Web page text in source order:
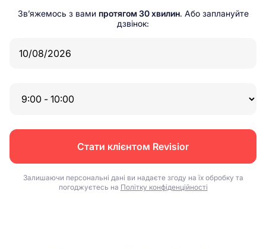
Зв’яжемось з вами протягом 30 хвилин. Або заплануйте
дзвінок:
Стати клієнтом Revisior
Залишаючи персональні дані ви надаєте згоду на їх обробку та
погоджуєтесь на Політку конфіденційності